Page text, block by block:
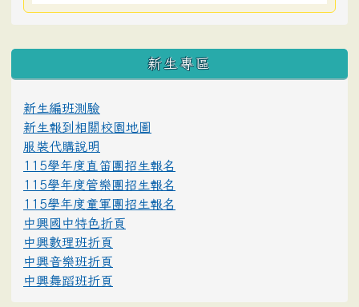
:::
新生專區
新生編班測驗
新生報到相關校園地圖
服裝代購說明
115學年度直笛團招生報名
115學年度管樂團招生報名
115學年度童軍團招生報名
中興國中特色折頁
中興數理班折頁
中興音樂班折頁
中興舞蹈班折頁